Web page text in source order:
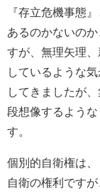
『存立危機事態
あるのかないの
すが、無理矢理
しているような
してきましたが
段想像するよう
す。
個別的自衛権は
自衛の権利です